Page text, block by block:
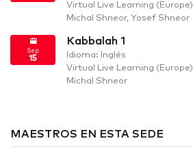
Virtual Live Learning (Europe)
Michal Shneor, Yosef Shneor
Sep
15
Kabbalah 1
Idioma: Inglés
Virtual Live Learning (Europe)
Michal Shneor
MAESTROS EN ESTA SEDE